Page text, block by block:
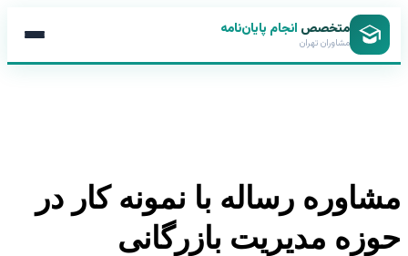
متخصصانجام پایان‌نامه
مشاوران تهران
رساله با نمونه کار در
مدیریت بازرگانی